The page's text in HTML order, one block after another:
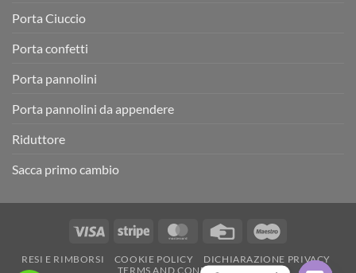
Porta Ciuccio
Porta confetti
Porta pannolini
Porta pannolini da appendere
Riduttore
Sacca primo cambio
Visa Stripe MasterCardCredit
RESI E RIMBORSI COOKIE POLICY
DICHIARAZIONE PRIVACY
TERMS AND CONDITIONS